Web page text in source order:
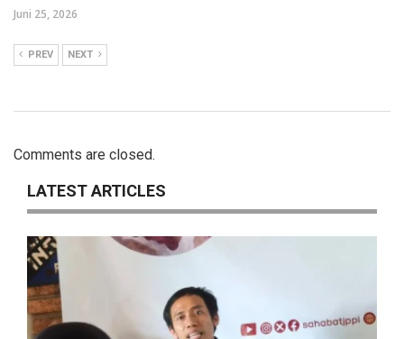
Juni 25, 2026
PREV NEXT
Comments are closed.
LATEST ARTICLES